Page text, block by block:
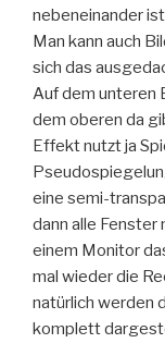
nebeneinander
Man kann auch
sich das
Auf dem unteren
dem oberen da
Effekt nutzt ja
eine semi-
dann alle Fenster
einem Monitor
mal wieder die
natürlich werden
komplett